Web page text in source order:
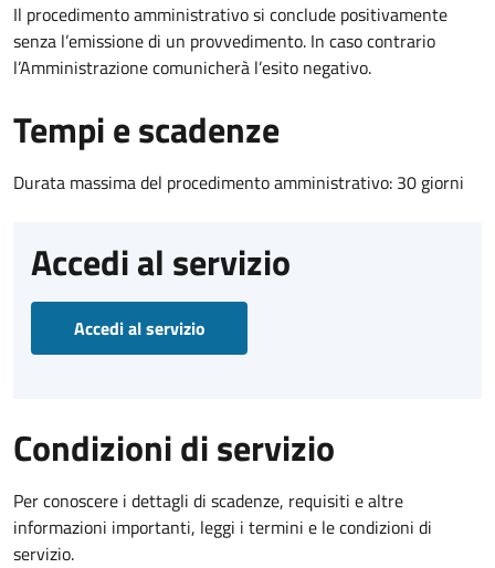
Il procedimento amministrativo si conclude positivamente
senza l’emissione di un provvedimento. In caso contrario
l’Amministrazione comunicherà l’esito negativo.
Tempi e scadenze
Durata massima del procedimento amministrativo: 30 giorni
Accedi al servizio
Accedi al servizio
Condizioni di servizio
Per conoscere i dettagli di scadenze, requisiti e altre
informazioni importanti, leggi i termini e le condizioni di
servizio.